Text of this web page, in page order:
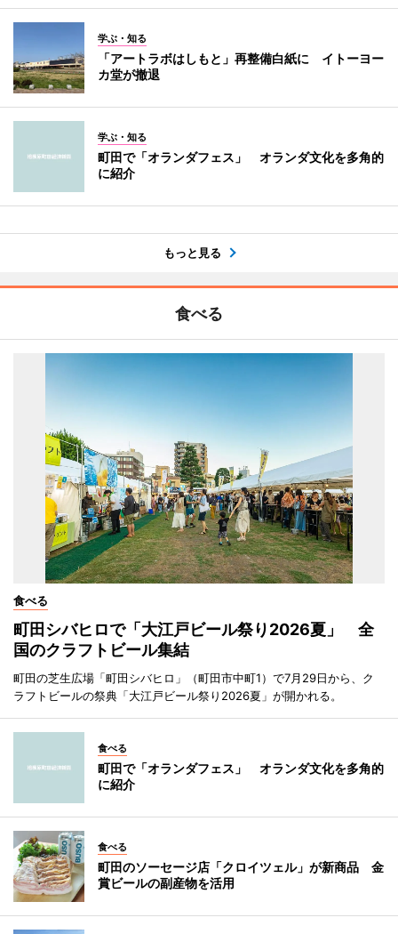
学ぶ・知る
「アートラボはしもと」再整備白紙に イトーヨー
カ堂が撤退
学ぶ・知る
町田で「オランダフェス」 オランダ文化を多角的
に紹介
もっと見る
食べる
食べる
町田シバヒロで「大江戸ビール祭り2026夏」 全
国のクラフトビール集結
町田の芝生広場「町田シバヒロ」（町田市中町1）で7月29日から、ク
ラフトビールの祭典「大江戸ビール祭り2026夏」が開かれる。
食べる
町田で「オランダフェス」 オランダ文化を多角的
に紹介
食べる
町田のソーセージ店「クロイツェル」が新商品 金
賞ビールの副産物を活用